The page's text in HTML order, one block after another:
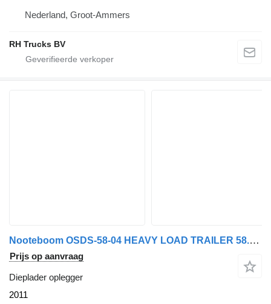
Nederland, Groot-Ammers
RH Trucks BV
Nooteboom OSDS-58-04 HEAVY LOAD TRAILER 58.000 kg | HYDROLIC RAMPS |
Prijs op aanvraag
Dieplader oplegger
2011